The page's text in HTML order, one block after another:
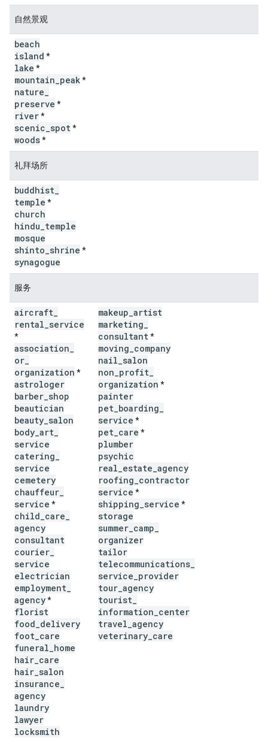
自然景观
beach
island *
lake *
mountain peak*
nature
preserve *
river*
scenic spot*
woods*
礼拜场所
buddhist
temple *
church
hindu temple
mosque
shinto shrine *
synagogue
服务
aircraft
rental service
*
association
or
organization *
astrologer
barber shop
beautician
beauty salon
body art
service
catering
service
cemetery
chauffeur
service *
child care
agency
consultant
courier
service
electrician
employment
agency*
florist
food delivery
foot care
funeral home
hair care
hair salon
insurance
agency
laundry
lawyer
locksmith
makeup artist
marketing
consultant*
moving company
nail salon
non profit
organization *
painter
pet boarding
service *
pet care *
plumber
psychic
real estate agency
roofing contractor
service *
shipping service *
storage
summer camp
organizer
tailor
telecommunications
service provider
tour agency
tourist
information center
travel agency
veterinary care